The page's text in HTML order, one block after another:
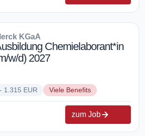
KGaA
Chemielaborant*in
w/d) 2027
1.315 EUR Viele Benefits
zum Job